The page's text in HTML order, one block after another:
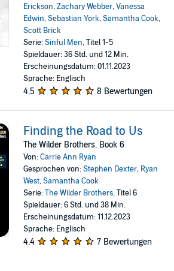
Erickson,Zachary Webber,Vanessa
Edwin,Sebastian York,Samantha Cook,
Scott Brick
Serie:Sinful Men, Titel 1-5
Spieldauer: 36 Std. und 12 Min.
Erscheinungsdatum: 01.11.2023
Sprache: Englisch
4,5 8 Bewertungen
Finding the Road to Us
The Wilder Brothers, Book 6
Von:Carrie Ann Ryan
Gesprochen von:Stephen Dexter, Ryan
West,Samantha Cook
Serie:The Wilder Brothers, Titel 6
Spieldauer: 6 Std. und 38 Min.
Erscheinungsdatum: 11.12.2023
Sprache: Englisch
4,4 7 Bewertungen